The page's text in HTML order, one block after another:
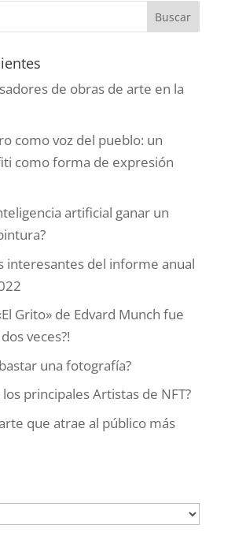
de obras de arte en la
como voz del pueblo: un
como forma de expresión
artificial ganar un
interesantes del informe anual
Grito» de Edvard Munch fue
veces?!
una fotografía?
principales Artistas de NFT?
que atrae al público más